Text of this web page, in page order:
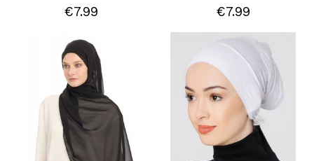
€7.99 €7.99